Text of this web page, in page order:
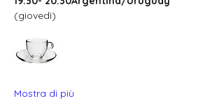
(giovedì)
Mostra di più